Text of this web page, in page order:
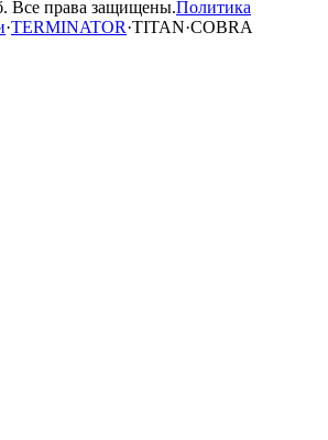
права защищены.Политика
·TERMINATOR·TITAN·COBRA